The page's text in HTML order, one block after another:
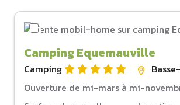
Camping Equemauville
Camping
Ouverture de mi-mars à mi-